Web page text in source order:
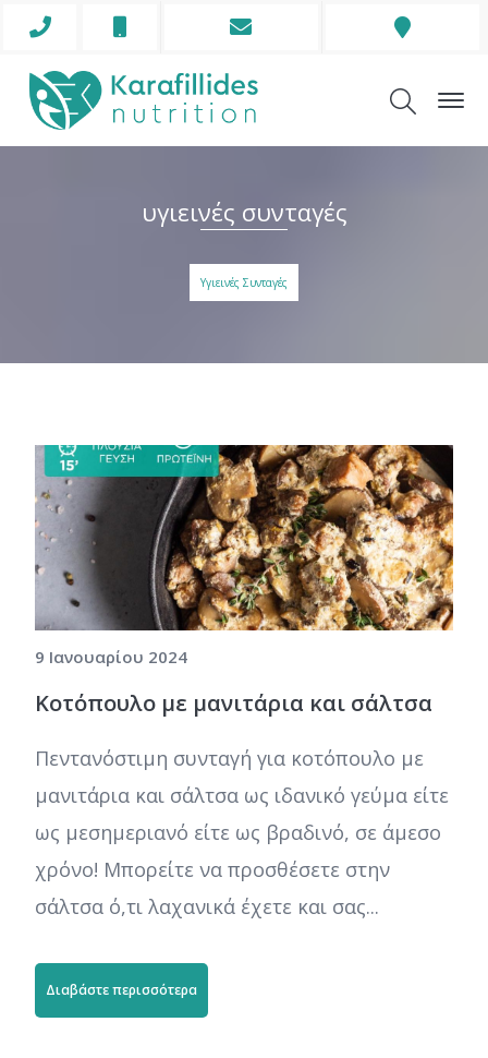
Phone
Envelope
Address
υγιεινές συνταγές
Υγιεινές Συνταγές
9 Ιανουαρίου 2024
Κοτόπουλο με μανιτάρια και σάλτσα
Πεντανόστιμη συνταγή για κοτόπουλο με
μανιτάρια και σάλτσα ως ιδανικό γεύμα είτε
ως μεσημεριανό είτε ως βραδινό, σε άμεσο
χρόνο! Μπορείτε να προσθέσετε στην
σάλτσα ό,τι λαχανικά έχετε και σας...
Διαβάστε περισσότερα